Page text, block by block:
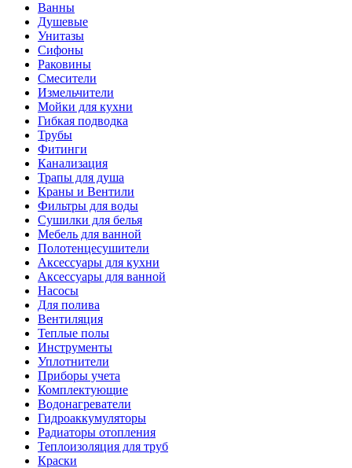
Ванны
Душевые
Унитазы
Сифоны
Раковины
Смесители
Измельчители
Мойки для кухни
Гибкая подводка
Трубы
Фитинги
Канализация
Трапы для душа
Краны и Вентили
Фильтры для воды
Сушилки для белья
Мебель для ванной
Полотенцесушители
Аксессуары для кухни
Аксессуары для ванной
Насосы
Для полива
Вентиляция
Теплые полы
Инструменты
Уплотнители
Приборы учета
Комплектующие
Водонагреватели
Гидроаккумуляторы
Радиаторы отопления
Теплоизоляция для труб
Краски